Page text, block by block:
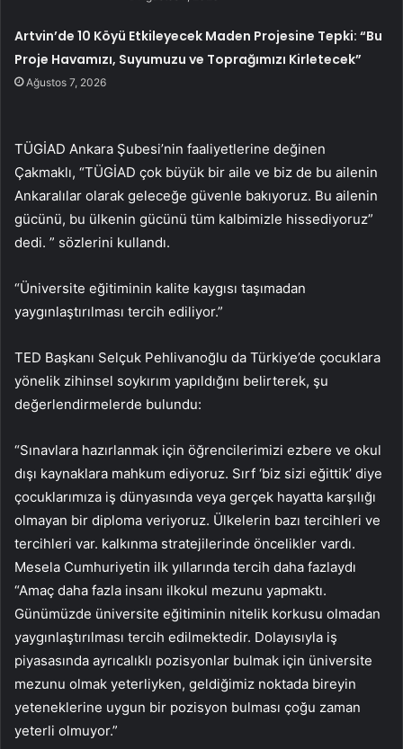
Artvin’de 10 Köyü Etkileyecek Maden Projesine Tepki: “Bu
Proje Havamızı, Suyumuzu ve Toprağımızı Kirletecek”
Ağustos 7, 2026
TÜGİAD Ankara Şubesi’nin faaliyetlerine değinen
Çakmaklı, “TÜGİAD çok büyük bir aile ve biz de bu ailenin
Ankaralılar olarak geleceğe güvenle bakıyoruz. Bu ailenin
gücünü, bu ülkenin gücünü tüm kalbimizle hissediyoruz”
dedi. ” sözlerini kullandı.
“Üniversite eğitiminin kalite kaygısı taşımadan
yaygınlaştırılması tercih ediliyor.”
TED Başkanı Selçuk Pehlivanoğlu da Türkiye’de çocuklara
yönelik zihinsel soykırım yapıldığını belirterek, şu
değerlendirmelerde bulundu:
“Sınavlara hazırlanmak için öğrencilerimizi ezbere ve okul
dışı kaynaklara mahkum ediyoruz. Sırf ‘biz sizi eğittik’ diye
çocuklarımıza iş dünyasında veya gerçek hayatta karşılığı
olmayan bir diploma veriyoruz. Ülkelerin bazı tercihleri ​​ve
tercihleri ​​var. kalkınma stratejilerinde öncelikler vardı.
Mesela Cumhuriyetin ilk yıllarında tercih daha fazlaydı
“Amaç daha fazla insanı ilkokul mezunu yapmaktı.
Günümüzde üniversite eğitiminin nitelik korkusu olmadan
yaygınlaştırılması tercih edilmektedir. Dolayısıyla iş
piyasasında ayrıcalıklı pozisyonlar bulmak için üniversite
mezunu olmak yeterliyken, geldiğimiz noktada bireyin
yeteneklerine uygun bir pozisyon bulması çoğu zaman
yeterli olmuyor.”